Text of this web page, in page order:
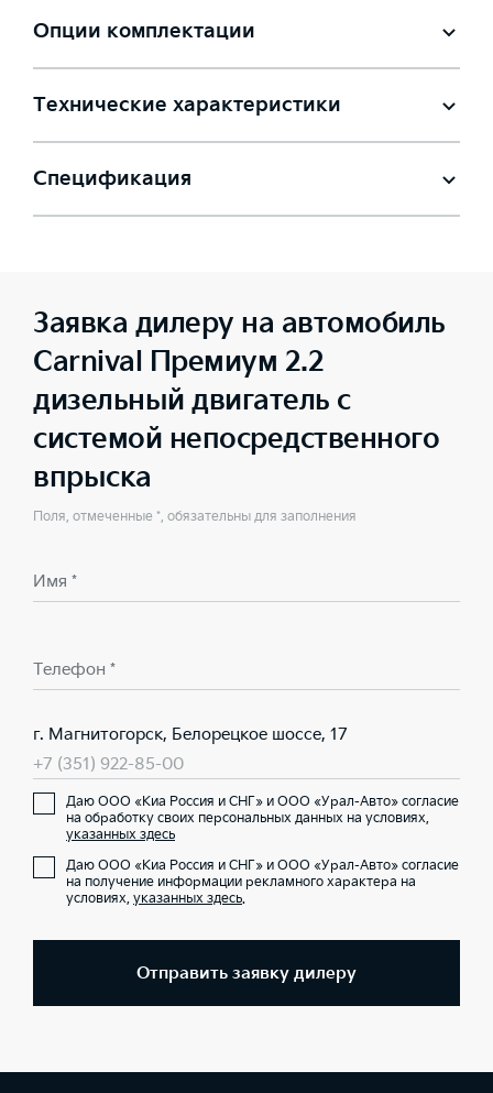
Опции комплектации
Технические характеристики
Спецификация
Заявка дилеру на автомобиль
Carnival Премиум 2.2
дизельный двигатель с
системой непосредственного
впрыска
Поля, отмеченные *, обязательны для заполнения
Имя *
Телефон *
г. Магнитогорск, Белорецкое шоссе, 17
+7 (351) 922-85-00
Даю ООО «Киа Россия и СНГ» и ООО «Урал-Авто» согласие
на обработку своих персональных данных на условиях,
указанных здесь
Даю ООО «Киа Россия и СНГ» и ООО «Урал-Авто» согласие
на получение информации рекламного характера на
условиях, указанных здесь.
Отправить заявку дилеру